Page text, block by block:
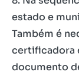
estado e
Também é
certificadora
documento